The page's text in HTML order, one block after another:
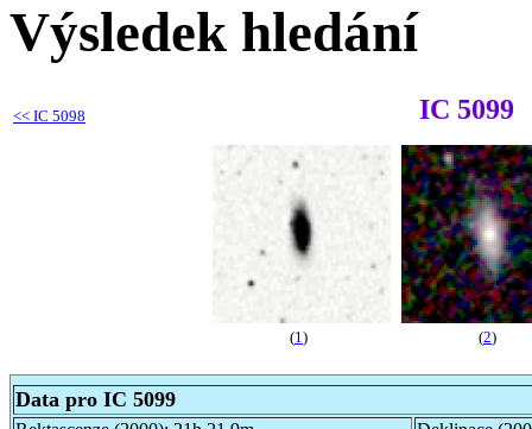
Výsledek hledání
<< IC 5098 IC 5099
(1 ) (2)
Data pro IC 5099